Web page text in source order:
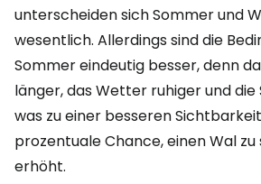
unterscheiden sich Sommer und
wesentlich. Allerdings sind die
Sommer eindeutig besser, denn
länger, das Wetter ruhiger und die
was zu einer besseren
prozentuale Chance, einen Wal
erhöht.